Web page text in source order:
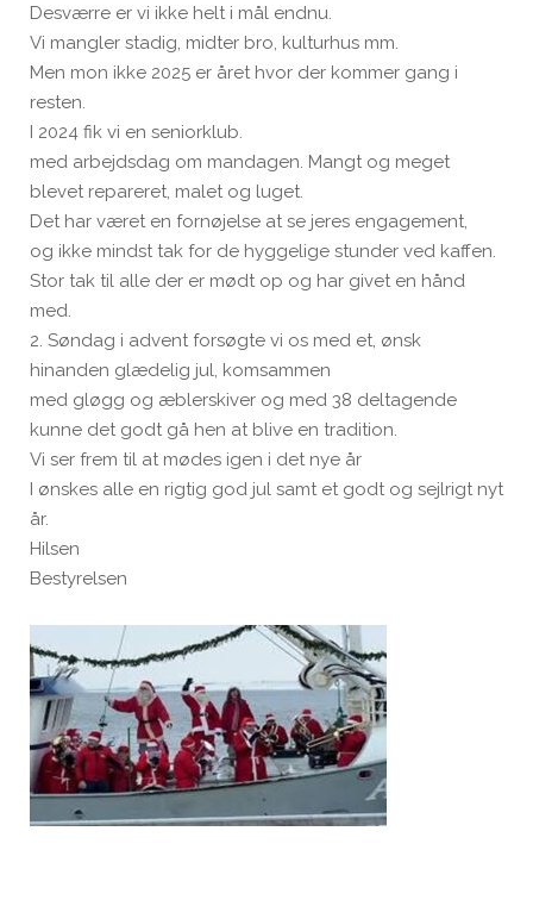
Desværre er vi ikke helt i mål endnu.
Vi mangler stadig, midter bro, kulturhus mm.
Men mon ikke 2025 er året hvor der kommer gang i
resten.
I 2024 fik vi en seniorklub.
med arbejdsdag om mandagen. Mangt og meget
blevet repareret, malet og luget.
Det har været en fornøjelse at se jeres engagement,
og ikke mindst tak for de hyggelige stunder ved kaffen.
Stor tak til alle der er mødt op og har givet en hånd
med.
2. Søndag i advent forsøgte vi os med et, ønsk
hinanden glædelig jul, komsammen
med gløgg og æblerskiver og med 38 deltagende
kunne det godt gå hen at blive en tradition.
Vi ser frem til at mødes igen i det nye år
I ønskes alle en rigtig god jul samt et godt og sejlrigt nyt
år.
Hilsen
Bestyrelsen